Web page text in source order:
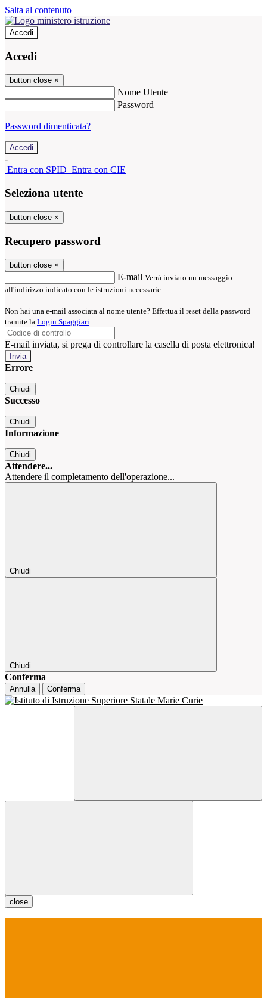
Salta al contenuto
Accedi
Accedi
button close ×
Nome Utente
Password
Password dimenticata?
-
Entra con SPID Entra con CIE
Seleziona utente
button close ×
Recupero password
button close ×
E-mail Verrà inviato un messaggio
all'indirizzo indicato con le istruzioni necessarie.
Non hai una e-mail associata al nome utente? Effettua il reset della password
tramite la Login Spaggiari
E-mail inviata, si prega di controllare la casella di posta elettronica!
Errore
Chiudi
Successo
Chiudi
Informazione
Chiudi
Attendere...
Attendere il completamento dell'operazione...
Chiudi
Chiudi
Conferma
Annulla Conferma
close